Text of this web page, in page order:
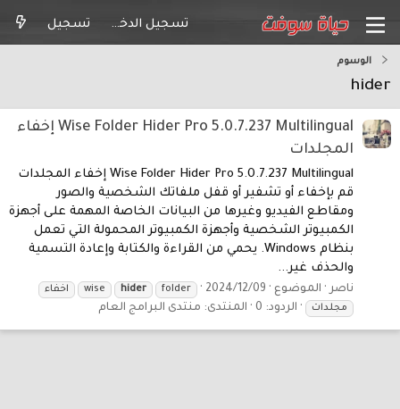
تسجيل الدخول تسجيل
الوسوم
hider
Wise Folder Hider Pro 5.0.7.237 Multilingual إخفاء
المجلدات
Wise Folder Hider Pro 5.0.7.237 Multilingual إخفاء المجلدات
قم بإخفاء أو تشفير أو قفل ملفاتك الشخصية والصور
ومقاطع الفيديو وغيرها من البيانات الخاصة المهمة على أجهزة
الكمبيوتر الشخصية وأجهزة الكمبيوتر المحمولة التي تعمل
بنظام Windows. يحمي من القراءة والكتابة وإعادة التسمية
والحذف غير...
ناصر الموضوع 2024/12/09
folder
hider
wise
اخفاء
مجلدات
الردود: 0 المنتدى: منتدى البرامج العام